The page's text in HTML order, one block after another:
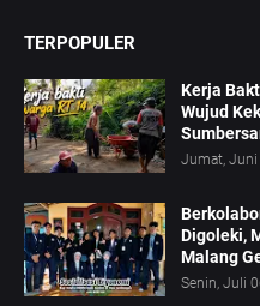
TERPOPULER
Kerja
Wujud
Jumat, Juni
Digoleki,
Malang
Senin, Juli